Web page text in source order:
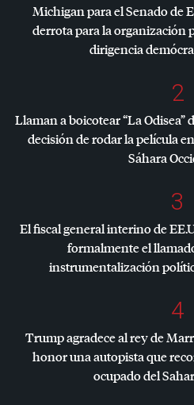
Michigan para el Senado de
derrota para la organización
dirigencia
2
Llaman a boicotear “La
decisión de rodar la película
Sáhara
3
El fiscal general interino de
formalmente el
instrumentalización
4
Trump agradece al rey de
honor una autopista que
ocupado del